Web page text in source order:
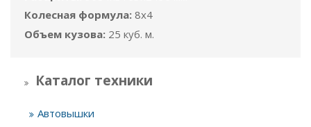
Колесная формула: 8x4
Объем кузова: 25 куб. м.
Каталог техники
Автовышки